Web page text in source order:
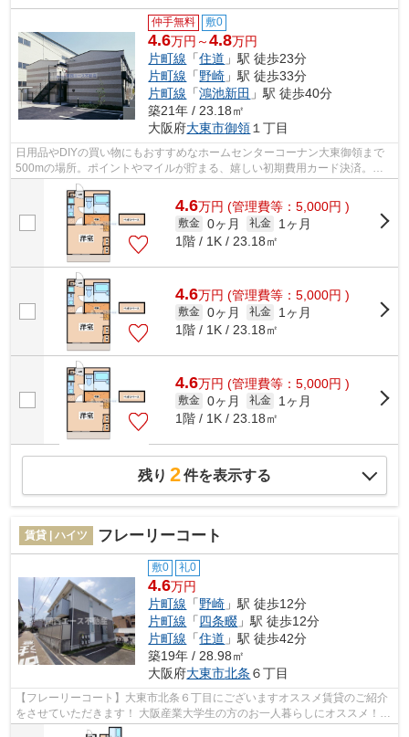
仲手無料 敷0
4.6万円～4.8万円
片町線 「住道 」駅 徒歩23分
片町線 「野崎 」駅 徒歩33分
片町線 「鴻池新田 」駅 徒歩40分
築21年 / 23.18㎡
大阪府大東市御領１丁目
日用品やDIYの買い物にもおすすめなホームセンターコーナン大東御領まで
500mの場所。ポイントやマイルが貯まる、嬉しい初期費用カード決済。片
町線住道周辺での物件をお探しならinfo@k...
4.6万円 (管理費等：5,000円 )
敷金 0ヶ月 礼金
1ヶ月
1階 / 1K / 23.18㎡
4.6万円 (管理費等：5,000円 )
敷金 0ヶ月 礼金
1ヶ月
1階 / 1K / 23.18㎡
4.6万円 (管理費等：5,000円 )
敷金 0ヶ月 礼金
1ヶ月
1階 / 1K / 23.18㎡
残り 2件を表示する
賃貸 | ハイツ フレーリーコート
敷0 礼0
4.6万円
片町線 「野崎 」駅 徒歩12分
片町線 「四条畷 」駅 徒歩12分
片町線 「住道 」駅 徒歩42分
築19年 / 28.98㎡
大阪府大東市北条 ６丁目
【フレーリーコート】大東市北条６丁目にございますオススメ賃貸のご紹介
をさせていただきます！ 大阪産業大学生の方のお一人暮らしにオススメ！旧
外環状線に立地ですので学校までま...